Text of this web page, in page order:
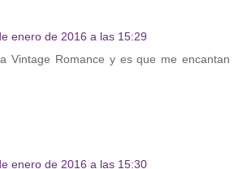
enero de 2016 a las 15:29
Vintage Romance y es que me encantan
enero de 2016 a las 15:30